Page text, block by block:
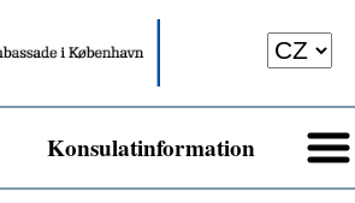
Konsulatinformation